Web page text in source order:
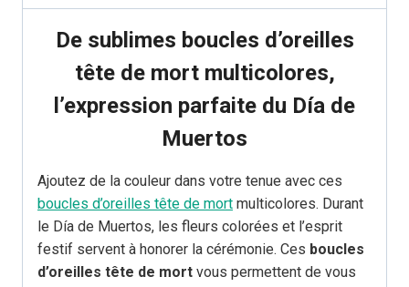
De sublimes boucles d’oreilles
tête de mort multicolores,
l’expression parfaite du Día de
Muertos
Ajoutez de la couleur dans votre tenue avec ces
boucles d’oreilles tête de mort multicolores. Durant
le Día de Muertos, les fleurs colorées et l’esprit
festif servent à honorer la cérémonie. Ces boucles
d’oreilles tête de mort vous permettent de vous